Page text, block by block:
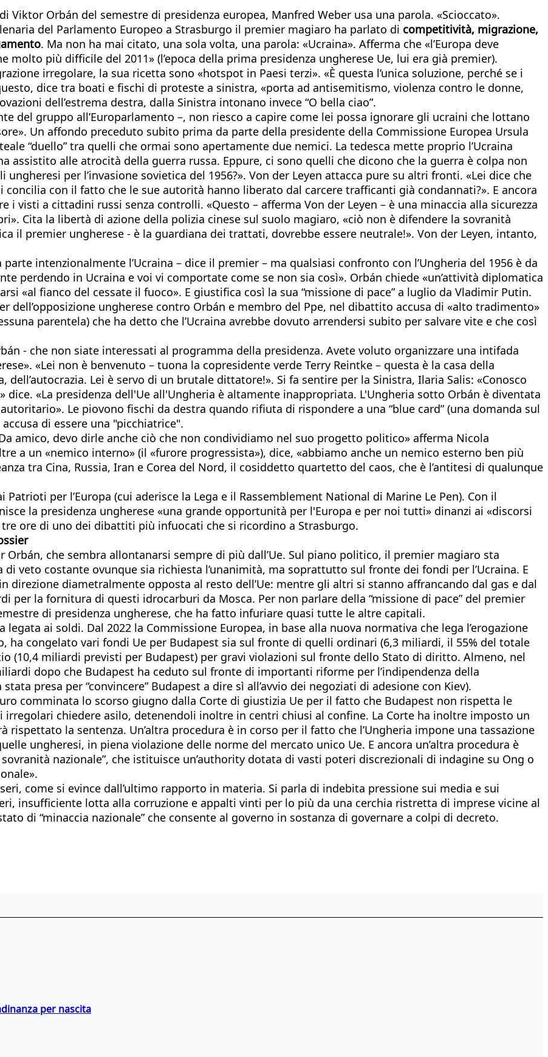
Viktor Orbán del semestre di presidenza europea, Manfred Weber usa una parola. «Scioccato».
del Parlamento Europeo a Strasburgo il premier magiaro ha parlato di competitività, migrazione,
. Ma non ha mai citato, una sola volta, una parola: «Ucraina». Afferma che «l’Europa deve
molto più difficile del 2011» (l’epoca della prima presidenza ungherese Ue, lui era già premier).
irregolare, la sua ricetta sono «hotspot in Paesi terzi». «È questa l’unica soluzione, perché se i
dice tra boati e fischi di proteste a sinistra, «porta ad antisemitismo, violenza contro le donne,
dell’estrema destra, dalla Sinistra intonano invece “O bella ciao”.
del gruppo all’Europarlamento –, non riesco a capire come lei possa ignorare gli ucraini che lottano
Un affondo preceduto subito prima da parte della presidente della Commissione Europea Ursula
“duello” tra quelli che ormai sono apertamente due nemici. La tedesca mette proprio l’Ucraina
assistito alle atrocità della guerra russa. Eppure, ci sono quelli che dicono che la guerra è colpa non
ungheresi per l’invasione sovietica del 1956?». Von der Leyen attacca pure su altri fronti. «Lei dice che
con il fatto che le sue autorità hanno liberato dal carcere trafficanti già condannati?». E ancora
visti a cittadini russi senza controlli. «Questo – afferma Von der Leyen – è una minaccia alla sicurezza
Cita la libertà di azione della polizia cinese sul suolo magiaro, «ciò non è difendere la sovranità
il premier ungherese - è la guardiana dei trattati, dovrebbe essere neutrale!». Von der Leyen, intanto,
intenzionalmente l’Ucraina – dice il premier – ma qualsiasi confronto con l’Ungheria del 1956 è da
perdendo in Ucraina e voi vi comportate come se non sia così». Orbán chiede «un’attività diplomatica
«al fianco del cessate il fuoco». E giustifica così la sua “missione di pace” a luglio da Vladimir Putin.
dell’opposizione ungherese contro Orbán e membro del Ppe, nel dibattito accusa di «alto tradimento»
parentela) che ha detto che l’Ucraina avrebbe dovuto arrendersi subito per salvare vite e che così
- che non siate interessati al programma della presidenza. Avete voluto organizzare una intifada
«Lei non è benvenuto – tuona la copresidente verde Terry Reintke – questa è la casa della
Lei è servo di un brutale dittatore!». Si fa sentire per la Sinistra, Ilaria Salis: «Conosco
«La presidenza dell'Ue all'Ungheria è altamente inappropriata. L'Ungheria sotto Orbán è diventata
Le piovono fischi da destra quando rifiuta di rispondere a una “blue card” (una domanda sul
di essere una "picchiatrice".
amico, devo dirle anche ciò che non condividiamo nel suo progetto politico» afferma Nicola
a un «nemico interno» (il «furore progressista»), dice, «abbiamo anche un nemico esterno ben più
tra Cina, Russia, Iran e Corea del Nord, il cosiddetto quartetto del caos, che è l’antitesi di qualunque
per l’Europa (cui aderisce la Lega e il Rassemblement National di Marine Le Pen). Con il
la presidenza ungherese «una grande opportunità per l'Europa e per noi tutti» dinanzi ai «discorsi
ore di uno dei dibattiti più infuocati che si ricordino a Strasburgo.
che sembra allontanarsi sempre di più dall’Ue. Sul piano politico, il premier magiaro sta
veto costante ovunque sia richiesta l’unanimità, ma soprattutto sul fronte dei fondi per l’Ucraina. E
direzione diametralmente opposta al resto dell’Ue: mentre gli altri si stanno affrancando dal gas e dal
per la fornitura di questi idrocarburi da Mosca. Per non parlare della “missione di pace” del premier
di presidenza ungherese, che ha fatto infuriare quasi tutte le altre capitali.
legata ai soldi. Dal 2022 la Commissione Europea, in base alla nuova normativa che lega l’erogazione
congelato vari fondi Ue per Budapest sia sul fronte di quelli ordinari (6,3 miliardi, il 55% del totale
(10,4 miliardi previsti per Budapest) per gravi violazioni sul fronte dello Stato di diritto. Almeno, nel
dopo che Budapest ha ceduto sul fronte di importanti riforme per l’indipendenza della
presa per “convincere” Budapest a dire sì all’avvio dei negoziati di adesione con Kiev).
comminata lo scorso giugno dalla Corte di giustizia Ue per il fatto che Budapest non rispetta le
chiedere asilo, detenendoli inoltre in centri chiusi al confine. La Corte ha inoltre imposto un
la sentenza. Un’altra procedura è in corso per il fatto che l’Ungheria impone una tassazione
ungheresi, in piena violazione delle norme del mercato unico Ue. E ancora un’altra procedura è
nazionale”, che istituisce un’authority dotata di vasti poteri discrezionali di indagine su Ong o
come si evince dall’ultimo rapporto in materia. Si parla di indebita pressione sui media e sui
insufficiente lotta alla corruzione e appalti vinti per lo più da una cerchia ristretta di imprese vicine al
di “minaccia nazionale” che consente al governo in sostanza di governare a colpi di decreto.
per nascita